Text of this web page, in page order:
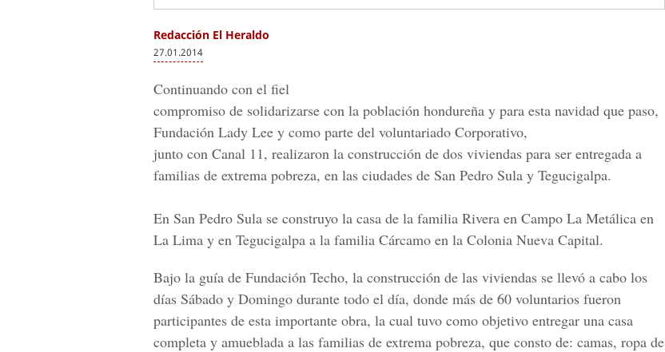
Redacción El Heraldo
27.01.2014
Continuando con el fiel
compromiso de solidarizarse con la población hondureña y para esta navidad que paso,
Fundación Lady Lee y como parte del voluntariado Corporativo,
junto con Canal 11, realizaron la construcción de dos viviendas para ser entregada a
familias de extrema pobreza, en las ciudades de San Pedro Sula y Tegucigalpa.
En San Pedro Sula se construyo la casa de la familia Rivera en Campo La Metálica en
La Lima y en Tegucigalpa a la familia Cárcamo en la Colonia Nueva Capital.
Bajo la guía de Fundación Techo, la construcción de las viviendas se llevó a cabo los
días Sábado y Domingo durante todo el día, donde más de 60 voluntarios fueron
participantes de esta importante obra, la cual tuvo como objetivo entregar una casa
completa y amueblada a las familias de extrema pobreza, que consto de: camas, ropa de